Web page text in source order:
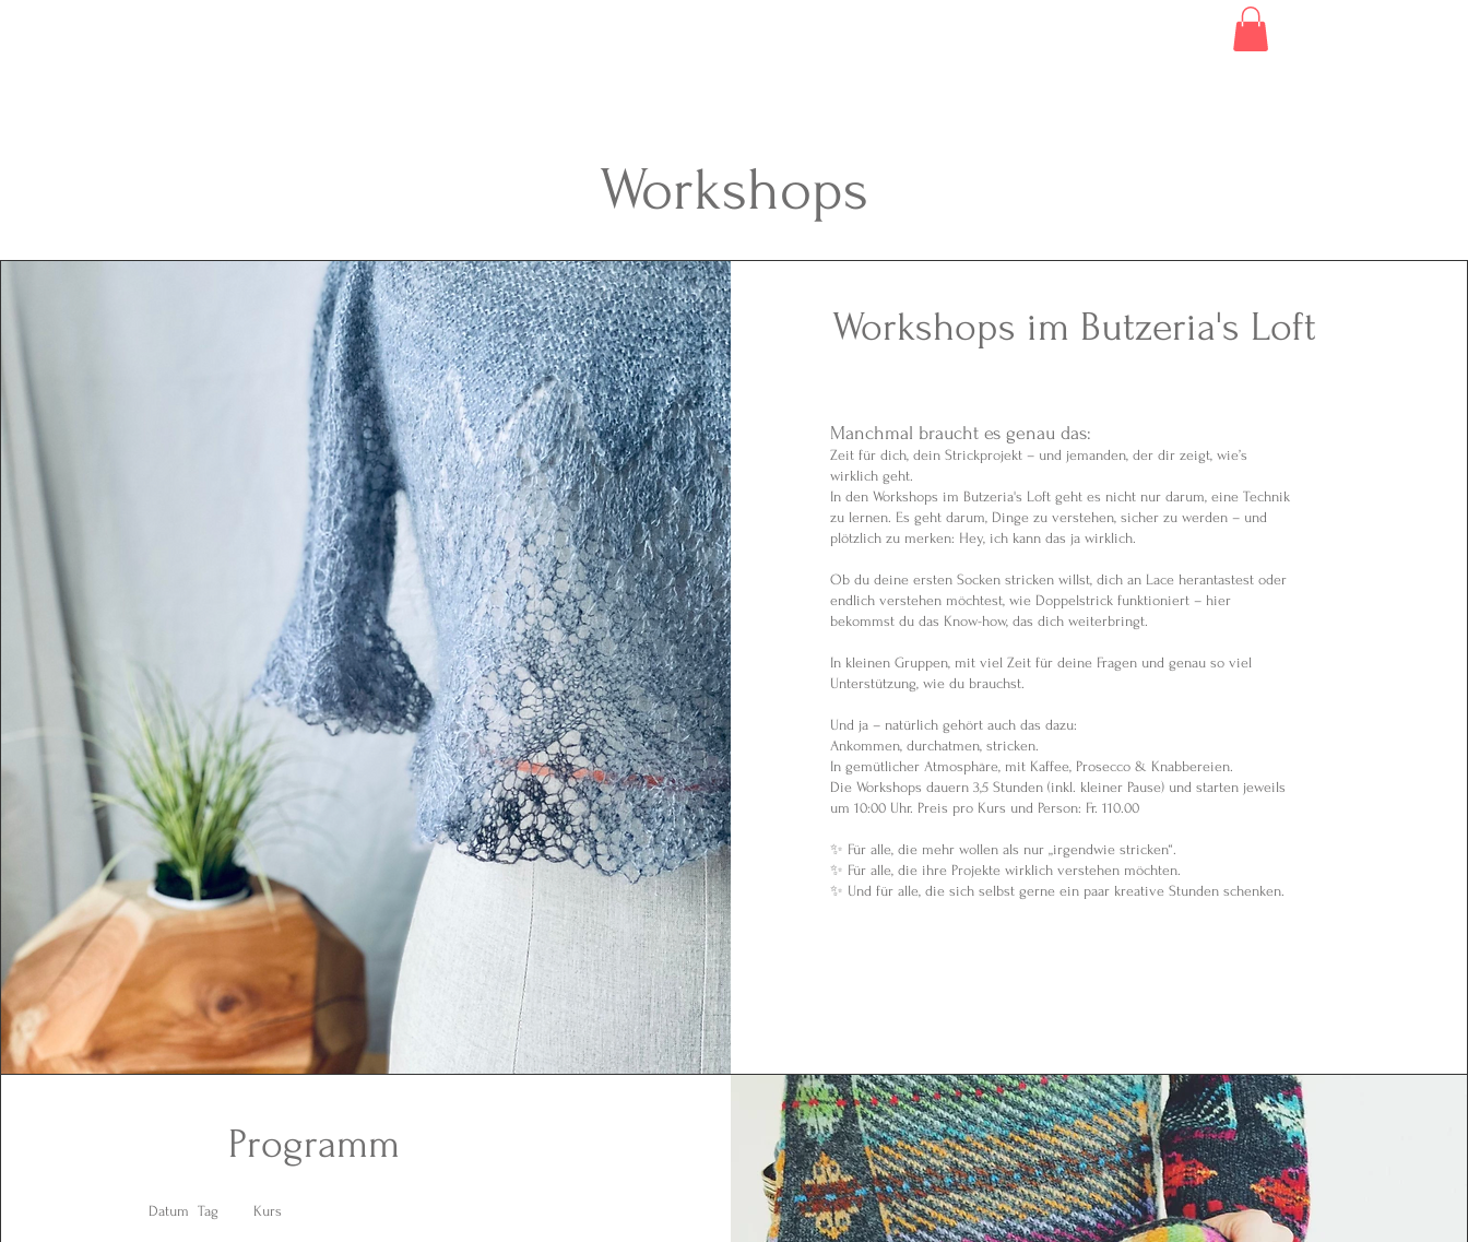
Workshops
Workshops im Butzeria's Loft
Manchmal braucht es genau das:
Zeit für dich, dein Strickprojekt – und jemanden, der dir zeigt, wie’s
wirklich geht.
In den Workshops im Butzeria's Loft geht es nicht nur darum, eine Technik
zu lernen. Es geht darum, Dinge zu verstehen, sicher zu werden – und
plötzlich zu merken: Hey, ich kann das ja wirklich.
Ob du deine ersten Socken stricken willst, dich an Lace herantastest oder
endlich verstehen möchtest, wie Doppelstrick funktioniert – hier
bekommst du das Know-how, das dich weiterbringt.
In kleinen Gruppen, mit viel Zeit für deine Fragen und genau so viel
Unterstützung, wie du brauchst.
Und ja – natürlich gehört auch das dazu:
Ankommen, durchatmen, stricken.
In gemütlicher Atmosphäre, mit Kaffee, Prosecco & Knabbereien.
Die Workshops dauern 3,5 Stunden (inkl. kleiner Pause) und starten jeweils
um 10:00 Uhr. Preis pro Kurs und Person: Fr. 110.00
✨ Für alle, die mehr wollen als nur „irgendwie stricken“.
✨ Für alle, die ihre Projekte wirklich verstehen möchten.
✨ Und für alle, die sich selbst gerne ein paar kreative Stunden schenken.
Programm
Datum Tag Kurs